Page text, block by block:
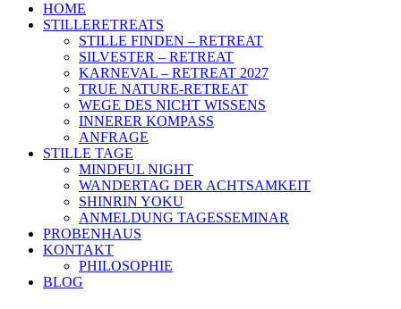
HOME
STILLERETREATS
STILLE FINDEN – RETREAT
SILVESTER – RETREAT
KARNEVAL – RETREAT 2027
TRUE NATURE-RETREAT
WEGE DES NICHT WISSENS
INNERER KOMPASS
ANFRAGE
STILLE TAGE
MINDFUL NIGHT
WANDERTAG DER ACHTSAMKEIT
SHINRIN YOKU
ANMELDUNG TAGESSEMINAR
PROBENHAUS
KONTAKT
PHILOSOPHIE
BLOG